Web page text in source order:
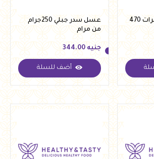
عسل نحل بالمكسرات 470
عسل سدر جبلي 250جرام
من مرام
جنيه
جنيه 344.00
أضف للسلة